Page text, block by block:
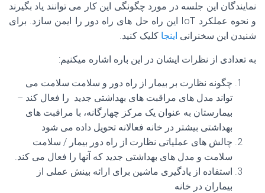
نمایندگان این جلسه در مورد چگونگی این کار می توانند یاد بگیرند
و نحوه عملکرد IoT این راه حل های راه دور را ایمن سازد. برای
شنیدن این سخنرانی اینجا کلیک کنید.
به تعدادی از نظرات ایشان در این باره اشاره میکنیم:
چگونه نظارت بر بیمار از راه دور و سلامت سلامت می
تواند مدل های مراقبت های بهداشتی جدید را فعال کند –
بیمارستان به عنوان یک مرکز چهارگانه، با مراقبت های
بهداشتی بیشتر در خانه فعالانه تحویل داده می شود
چالش های عملیاتی نظارت از راه دور بیمار / سلامت
سلامت و مدل های بهداشتی جدید که آنها را فعال می کند.
استفاده از یادگیری ماشین برای ارائه بینش عملی از
بیماران در خانه